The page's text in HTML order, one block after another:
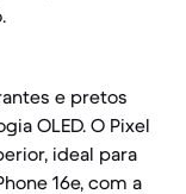
e pretos
OLED. O Pixel
ideal para
16e, com a